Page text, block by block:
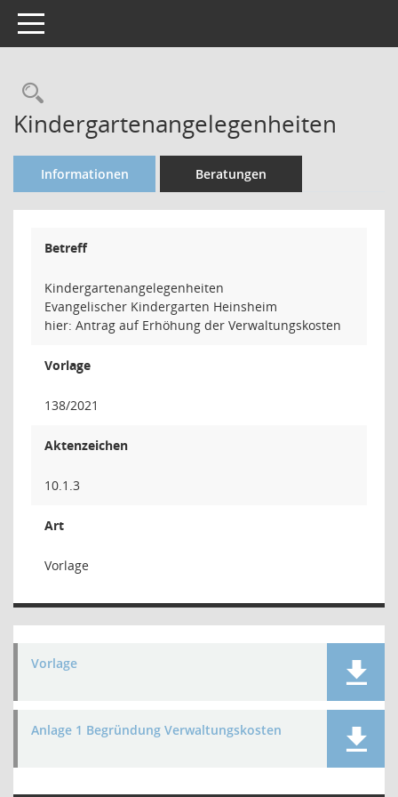
Toggle navigation
Rechercheauswahl
Kindergartenangelegenheiten
Informationen Beratungen
Betreff
Kindergartenangelegenheiten
Evangelischer Kindergarten Heinsheim
hier: Antrag auf Erhöhung der Verwaltungskosten
Vorlage
138/2021
Aktenzeichen
10.1.3
Art
Vorlage
Vorlage
Anlage 1 Begründung Verwaltungskosten